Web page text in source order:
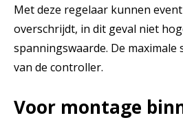
Met deze regelaar kunnen
overschrijdt, in dit geval niet
spanningswaarde. De
van de controller.
Voor montage